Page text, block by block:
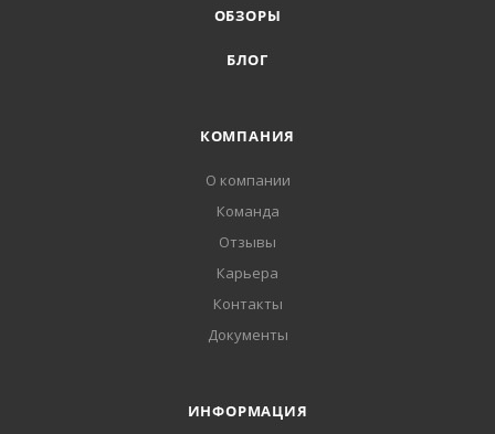
ОБЗОРЫ
БЛОГ
КОМПАНИЯ
О компании
Команда
Отзывы
Карьера
Контакты
Документы
ИНФОРМАЦИЯ